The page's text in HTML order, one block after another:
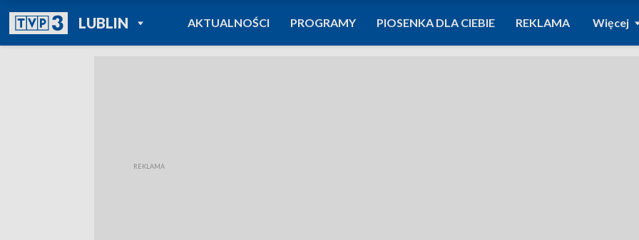
LUBLINPOWRÓT DO
TVP REGIONY
AKTUALNOŚCI PROGRAMY PIOSENKA DLA CIEBIE REKLAMA Więcej